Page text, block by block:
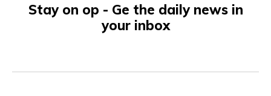
Stay on op - Ge the daily news in
your inbox